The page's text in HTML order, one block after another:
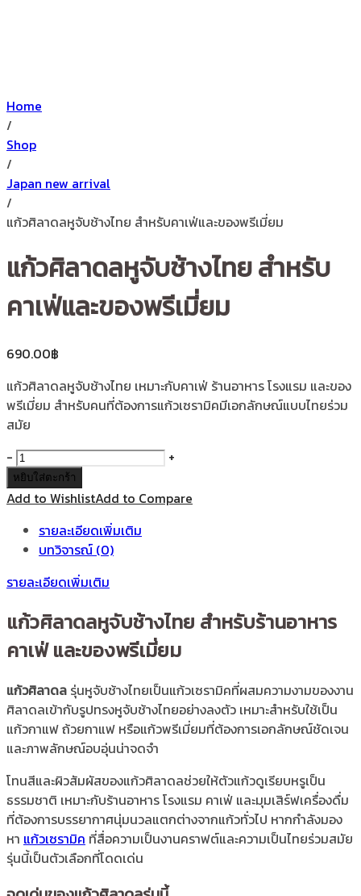
Home
/
Shop
/
Japan new arrival
/
แก้วศิลาดลหูจับช้างไทย สำหรับคาเฟ่และของพรีเมี่ยม
แก้วศิลาดลหูจับช้างไทย สำหรับ
คาเฟ่และของพรีเมี่ยม
690.00฿
แก้วศิลาดลหูจับช้างไทย เหมาะกับคาเฟ่ ร้านอาหาร โรงแรม และของ
พรีเมี่ยม สำหรับคนที่ต้องการแก้วเซรามิคมีเอกลักษณ์แบบไทยร่วม
สมัย
- จำนวน
แก้ว
ศิลา
จับ
ไทย
สำหรับ
คาเฟ่
และ
พรี
เมี่
ยม
ชิ้น
+
หยิบใส่ตะกร้า
Add to WishlistAdd to Compare
รายละเอียดเพิ่มเติม
บทวิจารณ์ (0)
รายละเอียดเพิ่มเติม
แก้วศิลาดลหูจับช้างไทย สำหรับร้านอาหาร
คาเฟ่ และของพรีเมี่ยม
แก้วศิลาดล รุ่นหูจับช้างไทยเป็นแก้วเซรามิคที่ผสมความงามของงาน
ศิลาดลเข้ากับรูปทรงหูจับช้างไทยอย่างลงตัว เหมาะสำหรับใช้เป็น
แก้วกาแฟ ถ้วยกาแฟ หรือแก้วพรีเมี่ยมที่ต้องการเอกลักษณ์ชัดเจน
และภาพลักษณ์อบอุ่นน่าจดจำ
โทนสีและผิวสัมผัสของแก้วศิลาดลช่วยให้ตัวแก้วดูเรียบหรูเป็น
ธรรมชาติ เหมาะกับร้านอาหาร โรงแรม คาเฟ่ และมุมเสิร์ฟเครื่องดื่ม
ที่ต้องการบรรยากาศนุ่มนวลแตกต่างจากแก้วทั่วไป หากกำลังมอง
หา แก้วเซรามิค ที่สื่อความเป็นงานคราฟต์และความเป็นไทยร่วมสมัย
รุ่นนี้เป็นตัวเลือกที่โดดเด่น